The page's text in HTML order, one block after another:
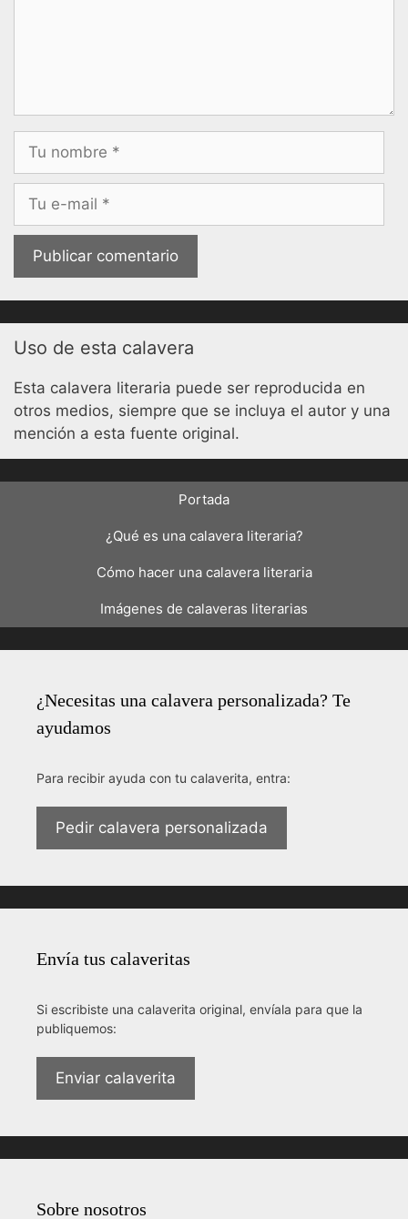
electrónico
Uso de esta calavera
Esta calavera literaria puede ser reproducida en
otros medios, siempre que se incluya el autor y una
mención a esta fuente original.
Portada
¿Qué es una calavera literaria?
Cómo hacer una calavera literaria
Imágenes de calaveras literarias
¿Necesitas una calavera personalizada? Te
ayudamos
Para recibir ayuda con tu calaverita, entra:
Pedir calavera personalizada
Envía tus calaveritas
Si escribiste una calaverita original, envíala para que la
publiquemos:
Enviar calaverita
Sobre nosotros